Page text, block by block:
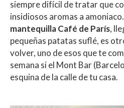
siempre difícil de tratar que
insidiosos aromas a amoniaco.
mantequilla Café de París,
pequeñas patatas suflé, es
volver, uno de esos que te
semana si el Mont Bar
esquina de la calle de tu casa.